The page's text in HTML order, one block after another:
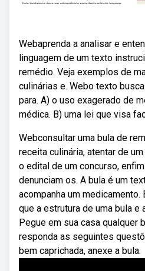
Webaprenda a analisar e
linguagem de um texto
remédio. Veja exemplos de
culinárias e. Webo texto
para. A) o uso exagerado de
médica. B) uma lei que visa
Webconsultar uma bula de
receita culinária, atentar de
o edital de um concurso,
denunciam os. A bula é um
acompanha um
que a estrutura de uma bula e
Pegue em sua casa qualquer
responda as seguintes
bem caprichada, anexe a bula.